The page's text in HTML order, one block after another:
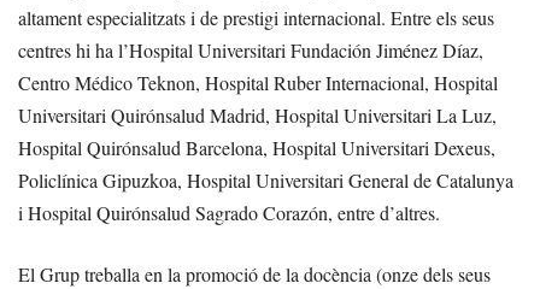
altament especialitzats i de prestigi internacional. Entre els seus
centres hi ha l’Hospital Universitari Fundación Jiménez Díaz,
Centro Médico Teknon, Hospital Ruber Internacional, Hospital
Universitari Quirónsalud Madrid, Hospital Universitari La Luz,
Hospital Quirónsalud Barcelona, Hospital Universitari Dexeus,
Policlínica Gipuzkoa, Hospital Universitari General de Catalunya
i Hospital Quirónsalud Sagrado Corazón, entre d’altres.
El Grup treballa en la promoció de la docència (onze dels seus